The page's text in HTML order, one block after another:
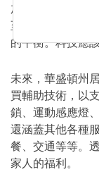
加，資料隱私和
至關重要的人性
的平衡。科技應
未來，華盛頓州
買輔助技術，以
鎖、運動感應燈
還涵蓋其他各種
餐、交通等等。
家人的福利。